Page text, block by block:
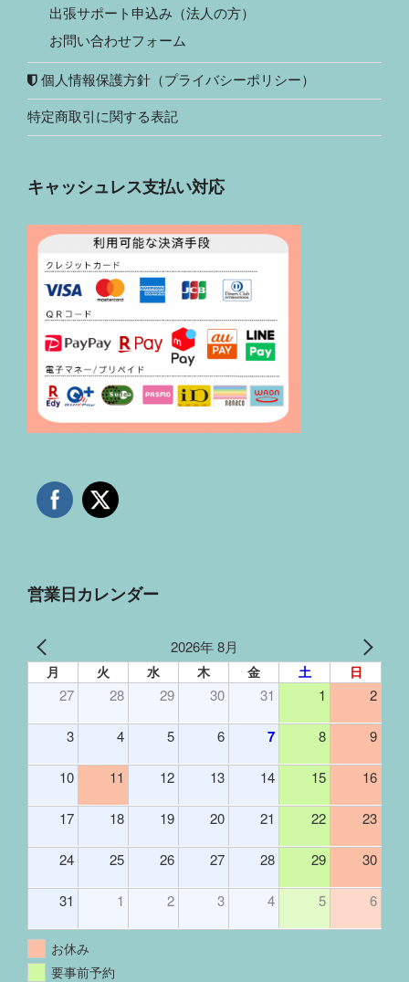
出張サポート申込み（法人の方）
お問い合わせフォーム
個人情報保護方針（プライバシーポリシー）
特定商取引に関する表記
キャッシュレス支払い対応
営業日カレンダー
2026年 8月
月 火 水 木 金 土 日
27 28 29 30 31 1 2
3 4 5 6 7 8 9
10 11 12 13 14 15 16
17 18 19 20 21 22 23
24 25 26 27 28 29 30
31 1 2 3 4 5 6
お休み
要事前予約